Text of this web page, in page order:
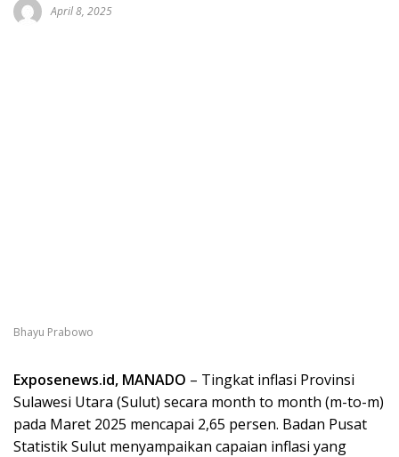
April 8, 2025
Bhayu Prabowo
Exposenews.id, MANADO – Tingkat inflasi Provinsi
Sulawesi Utara (Sulut) secara month to month (m-to-m)
pada Maret 2025 mencapai 2,65 persen. Badan Pusat
Statistik Sulut menyampaikan capaian inflasi yang